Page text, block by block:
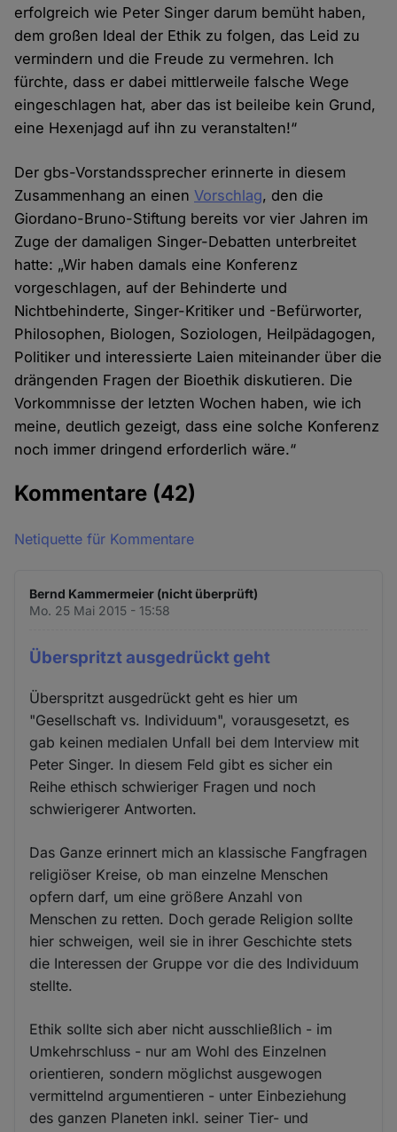
erfolgreich wie Peter Singer darum bemüht haben,
dem großen Ideal der Ethik zu folgen, das Leid zu
vermindern und die Freude zu vermehren. Ich
fürchte, dass er dabei mittlerweile falsche Wege
eingeschlagen hat, aber das ist beileibe kein Grund,
eine Hexenjagd auf ihn zu veranstalten!“
Der gbs-Vorstandssprecher erinnerte in diesem
Zusammenhang an einenVorschlag, den die
Giordano-Bruno-Stiftung bereits vor vier Jahren im
Zuge der damaligen Singer-Debatten unterbreitet
hatte: „Wir haben damals eine Konferenz
vorgeschlagen, auf der Behinderte und
Nichtbehinderte, Singer-Kritiker und -Befürworter,
Philosophen, Biologen, Soziologen, Heilpädagogen,
Politiker und interessierte Laien miteinander über die
drängenden Fragen der Bioethik diskutieren. Die
Vorkommnisse der letzten Wochen haben, wie ich
meine, deutlich gezeigt, dass eine solche Konferenz
noch immer dringend erforderlich wäre.“
Kommentare (42)
Netiquette für Kommentare
Bernd Kammermeier (nicht überprüft)
Mo. 25 Mai 2015 - 15:58
Überspritzt ausgedrückt geht
Überspritzt ausgedrückt geht es hier um
"Gesellschaft vs. Individuum", vorausgesetzt, es
gab keinen medialen Unfall bei dem Interview mit
Peter Singer. In diesem Feld gibt es sicher ein
Reihe ethisch schwieriger Fragen und noch
schwierigerer Antworten.
Das Ganze erinnert mich an klassische Fangfragen
religiöser Kreise, ob man einzelne Menschen
opfern darf, um eine größere Anzahl von
Menschen zu retten. Doch gerade Religion sollte
hier schweigen, weil sie in ihrer Geschichte stets
die Interessen der Gruppe vor die des Individuum
stellte.
Ethik sollte sich aber nicht ausschließlich - im
Umkehrschluss - nur am Wohl des Einzelnen
orientieren, sondern möglichst ausgewogen
vermittelnd argumentieren - unter Einbeziehung
des ganzen Planeten inkl. seiner Tier- und